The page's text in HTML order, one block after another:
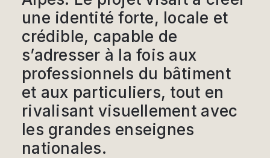
une identité forte, locale et
crédible, capable de
s’adresser à la fois aux
professionnels du bâtiment
et aux particuliers, tout en
rivalisant visuellement avec
les grandes enseignes
nationales.